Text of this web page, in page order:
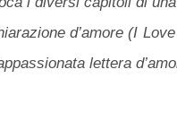
d’amore (I
lettera